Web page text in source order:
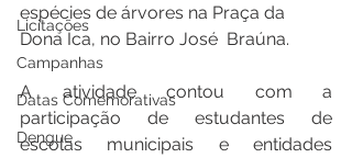
Licitações
Campanhas
Datas Comemorativas
Dengue
espécies de árvores na Praça da
Dona Ica, no Bairro José  Braúna.
A atividade contou com a
participação de estudantes de
escolas municipais e entidades